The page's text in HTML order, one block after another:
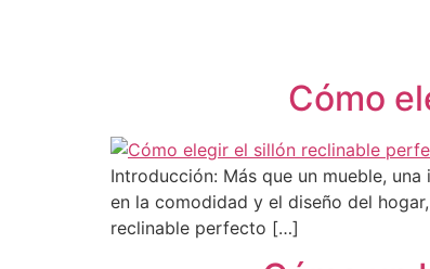
Cómo
Introducción: Más que un mueble,
en la comodidad y el diseño del
reclinable perfecto […]